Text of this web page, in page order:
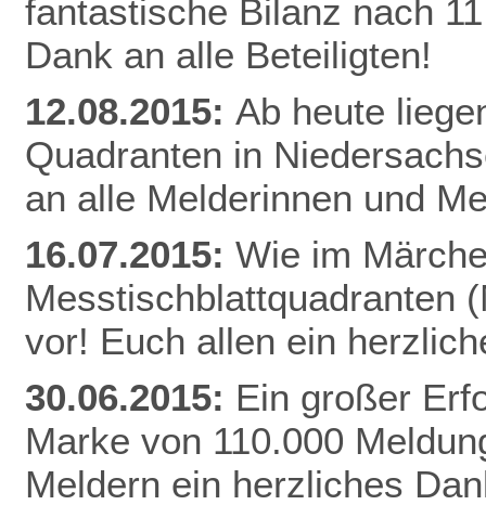
fantastische Bilanz nach
Dank an alle Beteiligten!
12.08.2015: Ab heute
Quadranten in
an alle Melderinnen und
16.07.2015: Wie im
Messtischblattquadranten
vor! Euch allen ein
30.06.2015: Ein großer
Marke von 110.000
Meldern ein herzliches